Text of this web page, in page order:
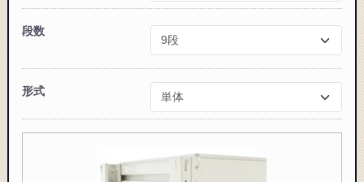
段数
形式
カートへ進む
無料お見積する
お買い物を続ける